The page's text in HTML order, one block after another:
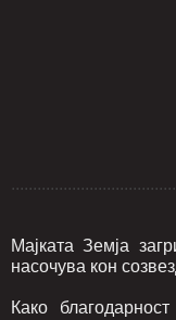
Приказ на
Мајката Земја
насочува кон
Како